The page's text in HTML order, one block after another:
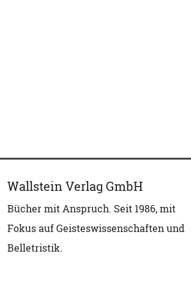
Wallstein Verlag GmbH
Bücher mit Anspruch. Seit 1986, mit
Fokus auf Geisteswissenschaften und
Belletristik.